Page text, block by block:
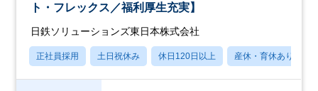
ト・フレックス／福利厚生充実】
日鉄ソリューションズ東日本株式会社
正社員採用 土日祝休み 休日120日以上 産休・育休あり